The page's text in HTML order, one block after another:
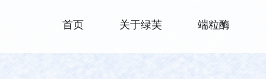
首页 关于绿芙 端粒酶